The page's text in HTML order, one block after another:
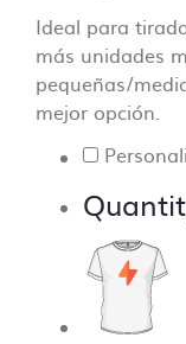
Ideal para
más unidades
pequeñas/
mejor opción.